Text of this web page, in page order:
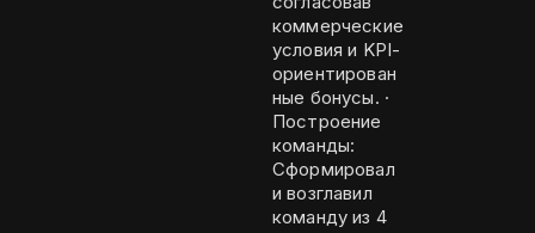
коммерческие
условия и KPI-
ориентирован
ные бонусы. ·
Построение
команды:
Сформировал
и возглавил
команду из 4